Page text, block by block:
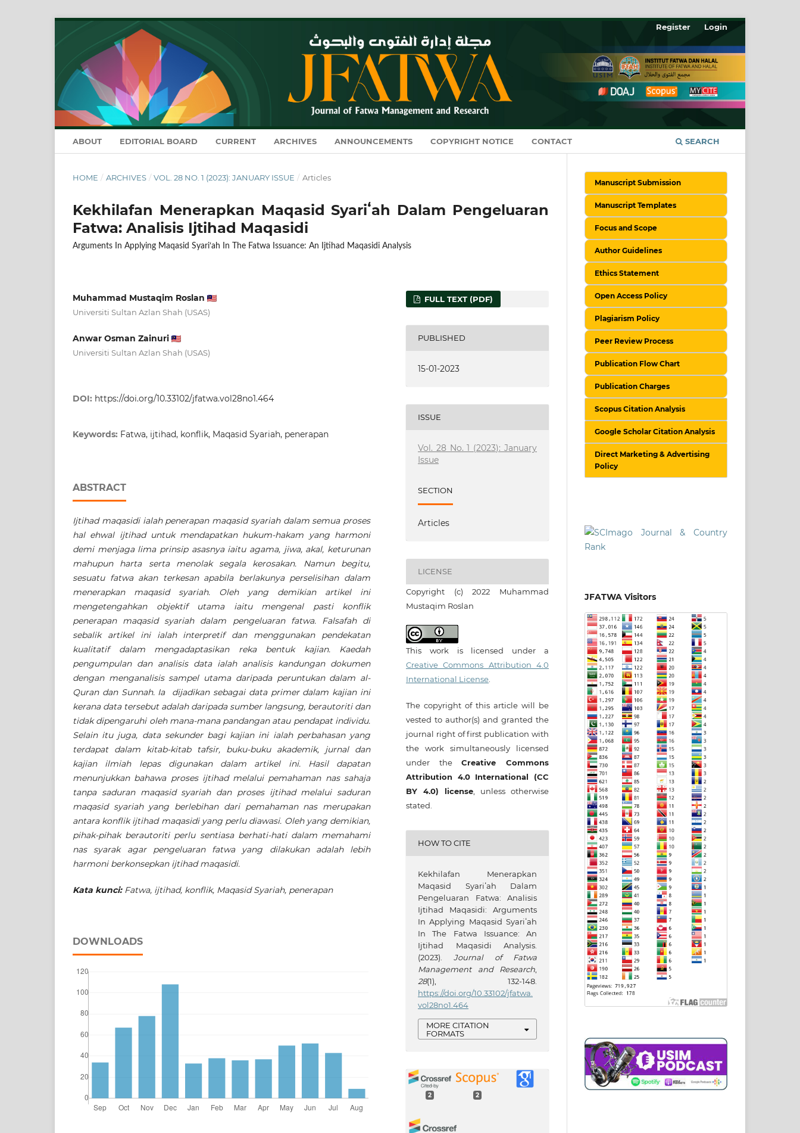
ABOUT EDITORIAL BOARD CURRENT ARCHIVES ANNOUNCEMENTS COPYRIGHT NOTICE CONTACT SEARCH
Register Login
HOME / ARCHIVES / VOL. 28 NO. 1 (2023): JANUARY ISSUE / Articles
Kekhilafan Menerapkan Maqasid Syariʻah Dalam Pengeluaran
Fatwa: Analisis Ijtihad Maqasidi
Arguments In Applying Maqasid Syariʻah In The Fatwa Issuance: An Ijtihad Maqasidi Analysis
Muhammad Mustaqim Roslan
Universiti Sultan Azlan Shah (USAS)
Anwar Osman Zainuri
Universiti Sultan Azlan Shah (USAS)
DOI: https://doi.org/10.33102/jfatwa.vol28no1.464
Keywords: Fatwa, ijtihad, konflik, Maqasid Syariah, penerapan
ABSTRACT
Ijtihad maqasidi ialah penerapan maqasid syariah dalam semua proses
hal ehwal ijtihad untuk mendapatkan hukum-hakam yang harmoni
demi menjaga lima prinsip asasnya iaitu agama, jiwa, akal, keturunan
mahupun harta serta menolak segala kerosakan. Namun begitu,
sesuatu fatwa akan terkesan apabila berlakunya perselisihan dalam
menerapkan maqasid syariah. Oleh yang demikian artikel ini
mengetengahkan objektif utama iaitu mengenal pasti konflik
penerapan maqasid syariah dalam pengeluaran fatwa. Falsafah di
sebalik artikel ini ialah interpretif dan menggunakan pendekatan
kualitatif dalam mengadaptasikan reka bentuk kajian. Kaedah
pengumpulan dan analisis data ialah analisis kandungan dokumen
dengan menganalisis sampel utama daripada peruntukan dalam al-
Quran dan Sunnah. Ia dijadikan sebagai data primer dalam kajian ini
kerana data tersebut adalah daripada sumber langsung, berautoriti dan
tidak dipengaruhi oleh mana-mana pandangan atau pendapat individu.
Selain itu juga, data sekunder bagi kajian ini ialah perbahasan yang
terdapat dalam kitab-kitab tafsir, buku-buku akademik, jurnal dan
kajian ilmiah lepas digunakan dalam artikel ini. Hasil dapatan
menunjukkan bahawa proses ijtihad melalui pemahaman nas sahaja
tanpa saduran maqasid syariah dan proses ijtihad melalui saduran
maqasid syariah yang berlebihan dari pemahaman nas merupakan
antara konflik ijtihad maqasidi yang perlu diawasi. Oleh yang demikian,
pihak-pihak berautoriti perlu sentiasa berhati-hati dalam memahami
nas syarak agar pengeluaran fatwa yang dilakukan adalah lebih
harmoni berkonsepkan ijtihad maqasidi.
Kata kunci:Fatwa, ijtihad, konflik, Maqasid Syariah, penerapan
DOWNLOADS
FULL TEXT (PDF)
PUBLISHED
15-01-2023
ISSUE
Vol. 28 No. 1 (2023): January
Issue
SECTION
Articles
LICENSE
Copyright (c) 2022 Muhammad
Mustaqim Roslan
This work is licensed under a
Creative Commons Attribution 4.0
International License
The copyright of this article will be
vested to author(s) and granted the
journal right of first publication with
the work simultaneously licensed
under theCreative Commons
Attribution 4.0 International (CC
BY 4.0) license , unless otherwise
stated.
HOW TO CITE
Kekhilafan Menerapkan
Maqasid Syariʻah Dalam
Pengeluaran Fatwa: Analisis
Ijtihad Maqasidi: Arguments
In Applying Maqasid Syariʻah
In The Fatwa Issuance: An
Ijtihad Maqasidi Analysis.
(2023).Journal of Fatwa
Management and Research,
28(1), 132-148.
https://doi.org/10.33102/jfatwa.
vol28no1.464
MORE CITATION
FORMATS
2 2
Manuscript Submission
Manuscript Templates
Focus and Scope
Author Guidelines
Ethics Statement
Open Access Policy
Plagiarism Policy
Peer Review Process
Publication Flow Chart
Publication Charges
Scopus Citation Analysis
Google Scholar Citation Analysis
Direct Marketing & Advertising
Policy
JFATWA Visitors